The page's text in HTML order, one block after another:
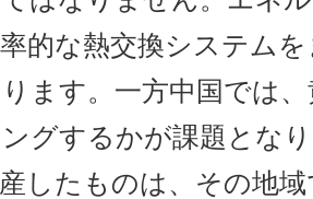
的な熱交換システム
ます。一方中国では
グするかが課題とな
したものは、その地